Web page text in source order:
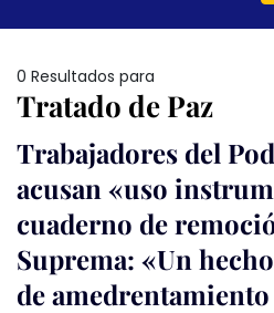
0 Resultados para
Tratado de Paz
Trabajadores del
acusan «uso
cuaderno de
Suprema: «Un
de